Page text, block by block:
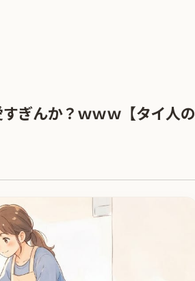
ぎんか？ｗｗｗ【タイ人の